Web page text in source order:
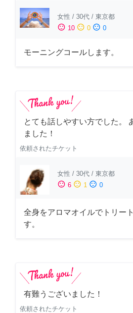
女性 / 30代 / 東京都
sentiment_satisfied 10 sentiment_neutral 0 sentiment_dissatisfied 0
モーニングコールします。
とても話しやすい方でした。
ました！
依頼されたチケット
女性 / 30代 / 東京都
sentiment_satisfied 6 sentiment_neutral 1 sentiment_dissatisfied 0
全身をアロマオイルでトリー
す。
有難うございました！
依頼されたチケット